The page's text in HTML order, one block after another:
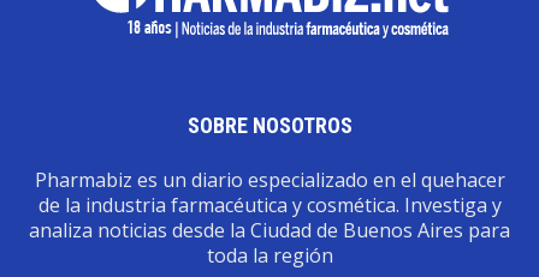
SOBRE NOSOTROS
Pharmabiz es un diario especializado en el quehacer
de la industria farmacéutica y cosmética. Investiga y
analiza noticias desde la Ciudad de Buenos Aires para
toda la región